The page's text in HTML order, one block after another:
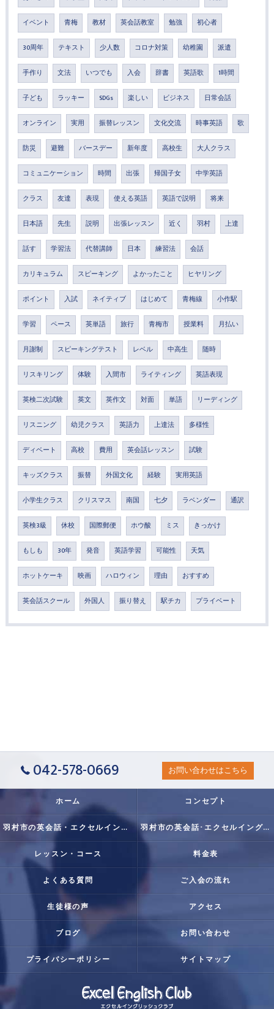
イベント 青梅 教材 英会話教室 勉強 初心者
30周年 テキスト 少人数 コロナ対策 幼稚園 派遣
手作り 文法 いつでも 入会 辞書 英語歌 1時間
子ども ラッキー SDGs 楽しい ビジネス 日常会話
オンライン 実用 振替レッスン 文化交流 時事英語 歌
防災 避難 バースデー 新年度 高校生 大人クラス
コミュニケーション 時間 出張 帰国子女 中学英語
クラス 友達 表現 使える英語 英語で説明 将来
日本語 先生 説明 出張レッスン 近く 羽村 上達
話す 学習法 代替講師 日本 練習法 会話
カリキュラム スピーキング よかったこと ヒヤリング
ポイント 入試 ネイティブ はじめて 青梅線 小作駅
学習 ペース 英単語 旅行 青梅市 授業料 月払い
月謝制 スピーキングテスト レベル 中高生 随時
リスキリング 体験 入間市 ライティング 英語表現
英検二次試験 英文 英作文 対面 単語 リーディング
リスニング 幼児クラス 英語力 上達法 多様性
ディベート 高校 費用 英会話レッスン 試験
キッズクラス 振替 外国文化 経験 実用英語
小学生クラス クリスマス 南国 七夕 ラベンダー 通訳
英検3級 休校 国際郵便 ホウ酸 ミス きっかけ
もしも 30年 発音 英語学習 可能性 天気
ホットケーキ 映画 ハロウィン 理由 おすすめ
英会話スクール 外国人 振り替え 駅チカ プライベート
042-578-0669 お問い合わせはこちら
ホーム コンセプト
羽村市の英会話・エクセルイングリッシュクラブの口コミ情報 羽村市の英会話･エクセルイングリッシュクラブの評判
レッスン・コース 料金表
よくある質問 ご入会の流れ
生徒様の声 アクセス
ブログ お問い合わせ
プライバシーポリシー サイトマップ